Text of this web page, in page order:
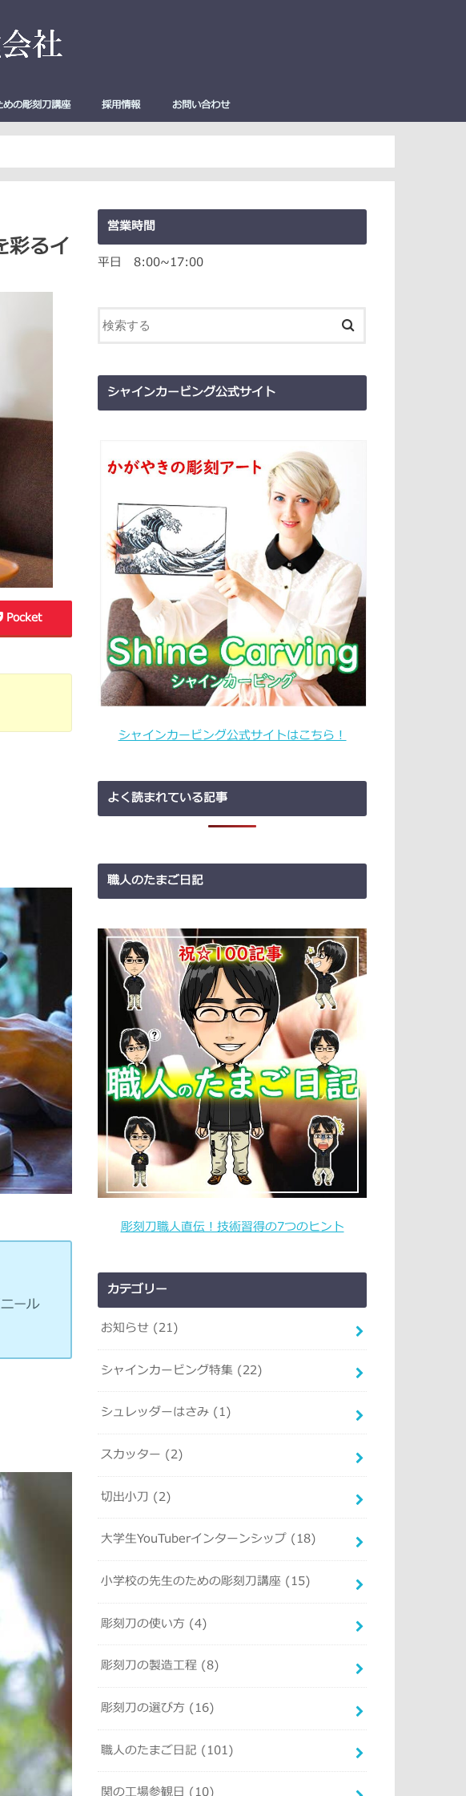
よしはる三友彫刻刀
よしはる彫刻刀
よしはる彫刻刀－GX
マルイチ彫刻刀
マルイチ彫刻刀－SX
本職用彫刻刀
キャップ付ハサミ
ケン先ハサミ
シュレッダーハサミ
ステンレス裁ハサミ
和・洋裁ハサミ
工作用ハサミ
工作用ハサミ（学童用）
お肉の理想のスジ切り器 niXaX（ニク
の彫刻刀講座 採用情報 お問い合わせ
彩るイ
Pocket
ール
営業時間
平日 8:00~17:00
シャインカービング公式サイト
シャインカービング公式サイトはこちら！
よく読まれている記事
職人のたまご日記
彫刻刀職人直伝！技術習得の7つのヒント
カテゴリー
お知らせ (21)
シャインカービング特集 (22)
シュレッダーはさみ (1)
スカッター (2)
切出小刀 (2)
大学生YouTuberインターンシップ (18)
小学校の先生のための彫刻刀講座 (15)
彫刻刀の使い方 (4)
彫刻刀の製造工程 (8)
彫刻刀の選び方 (16)
職人のたまご日記 (101)